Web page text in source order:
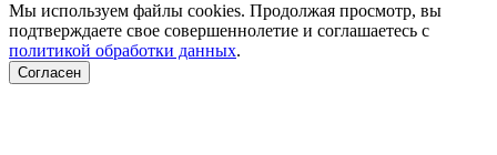
Мы используем файлы cookies. Продолжая просмотр, вы
подтверждаете свое совершеннолетие и соглашаетесь с
политикой обработки данных.
Согласен